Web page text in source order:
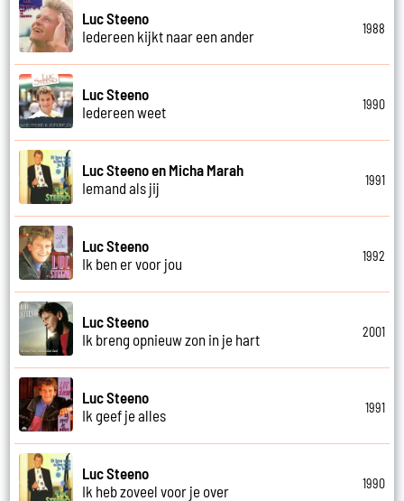
Luc Steeno
Iedereen kijkt naar een ander
1988
Luc Steeno
Iedereen weet
1990
Luc Steeno en Micha Marah
Iemand als jij
1991
Luc Steeno
Ik ben er voor jou
1992
Luc Steeno
Ik breng opnieuw zon in je hart
2001
Luc Steeno
Ik geef je alles
1991
Luc Steeno
Ik heb zoveel voor je over
1990